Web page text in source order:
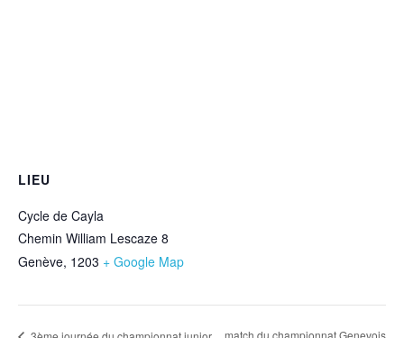
LIEU
Cycle de Cayla
Chemin William Lescaze 8
Genève, 1203 + Google Map